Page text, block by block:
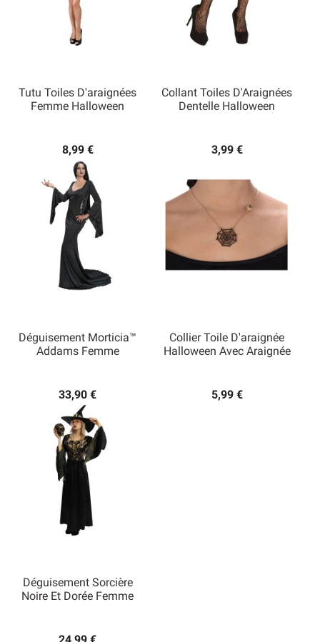
Tutu Toiles D'araignées
Femme Halloween
8,99 €
Collant Toiles D'Araignées
Dentelle Halloween
3,99 €
Déguisement Morticia™
Addams Femme
33,90 €
Collier Toile D'araignée
Halloween Avec Araignée
5,99 €
Déguisement Sorcière
Noire Et Dorée Femme